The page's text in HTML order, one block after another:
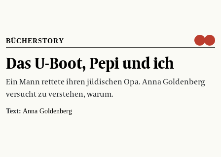
BÜCHERSTORY
Das U-Boot, Pepi und ich
Ein Mann rettete ihren jüdischen Opa. Anna Goldenberg
versucht zu verstehen, warum.
Text: Anna Goldenberg